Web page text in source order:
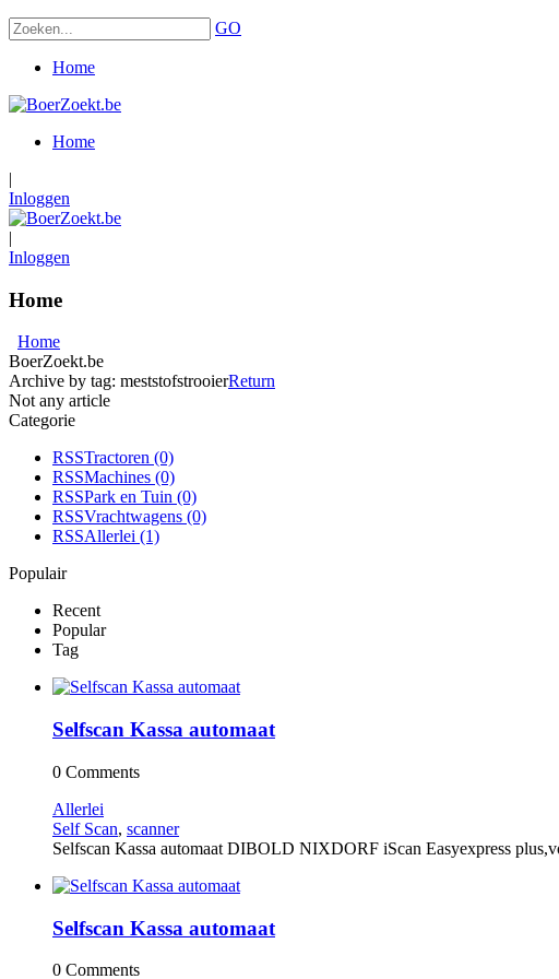
GO
Home
Home
|
Inloggen
|
Inloggen
Home
Home
BoerZoekt.be
Archive by tag: meststofstrooierReturn
Not any article
Categorie
RSSTractoren (0)
RSSMachines (0)
RSSPark en Tuin (0)
RSSVrachtwagens (0)
RSSAllerlei (1)
Populair
Recent
Popular
Tag
Selfscan Kassa automaat
0 Comments
Allerlei
Self Scan, scanner
Selfscan Kassa automaat DIBOLD NIXDORF iScan Easyexpress
Selfscan Kassa automaat
0 Comments